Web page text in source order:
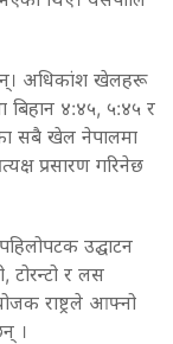
अधिकांश खेलहरू
बिहान ४:४५, ५:४५ र
सबै खेल नेपालमा
प्रसारण गरिनेछ
उद्घाटन
टोरन्टो र लस
राष्ट्रले आफ्नो
।